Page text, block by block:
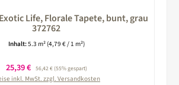
Life, Florale Tapete, bunt, grau
372762
Inhalt:5.3 m² (4,79 € / 1 m²)
Verkaufspreis:
25,39 € Regulärer Preis:
56,42 €(55% gespart)
inkl. MwSt. zzgl. Versandkosten